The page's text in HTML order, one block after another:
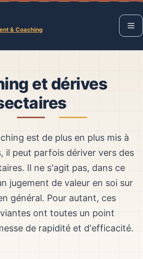
& Coaching
et dérives
est de plus en plus mis à
il peut parfois dériver vers des
Il ne s'agit pas, dans ce
jugement de valeur en soi sur
général. Pour autant, ces
ont toutes un point
de rapidité et d'efficacité.